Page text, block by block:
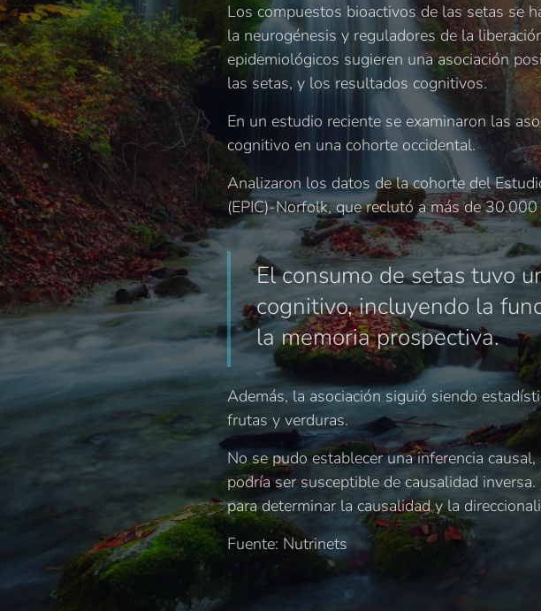
Los compuestos bioactivos de las setas se
la neurogénesis y reguladores de la
epidemiológicos sugieren una asociación
las setas, y los resultados cognitivos.
En un estudio reciente se examinaron las
cognitivo en una cohorte occidental.
Analizaron los datos de la cohorte del
(EPIC)-Norfolk, que reclutó a más de
El consumo de setas tuvo
cognitivo, incluyendo la
la memoria prospectiva.
Además, la asociación siguió siendo
frutas y verduras.
No se pudo establecer una inferencia
podría ser susceptible de causalidad
para determinar la causalidad y la
Fuente: Nutrinets